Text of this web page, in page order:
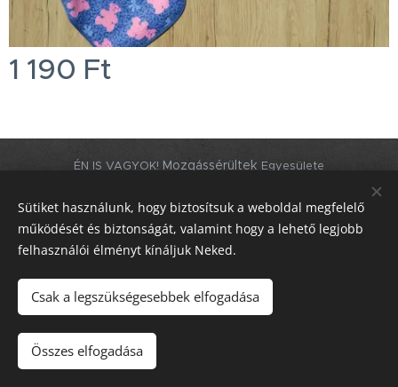
1 190 Ft
ÉN IS VAGYOK! Mozgássérültek Egyesülete
Minden jog fenntartva!
5000 Szolnok, Besenyszögi út 17. Sütik
Nyelvek
Magyar
English
Sütiket használunk, hogy biztosítsuk a weboldal megfelelő
működését és biztonságát, valamint hogy a lehető legjobb
felhasználói élményt kínáljuk Neked.
Csak a legszükségesebbek elfogadása
Összes elfogadása